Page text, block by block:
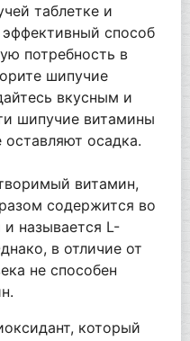
таблетке и
способ
потребность в
шипучие
вкусным и
шипучие витамины
осадка.
витамин,
содержится во
называется L-
в отличие от
не способен
который